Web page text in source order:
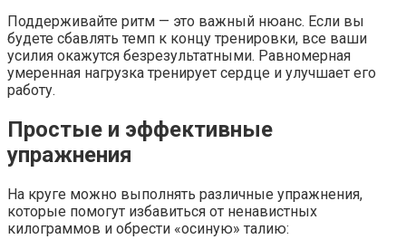
Поддерживайте ритм — это важный нюанс. Если вы
будете сбавлять темп к концу тренировки, все ваши
усилия окажутся безрезультатными. Равномерная
умеренная нагрузка тренирует сердце и улучшает его
работу.
Простые и эффективные
упражнения
На круге можно выполнять различные упражнения,
которые помогут избавиться от ненавистных
килограммов и обрести «осиную» талию: